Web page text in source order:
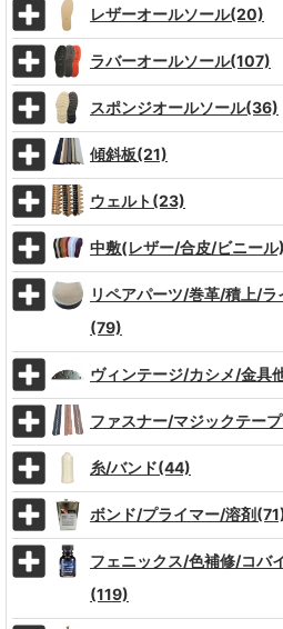
レザーオールソール(20)
ラバーオールソール(107)
スポンジオールソール(36)
傾斜板(21)
ウェルト(23)
中敷(レザー/合皮/ビニー
リペアパーツ/巻革/積上/
(79)
ヴィンテージ/カシメ/金具
ファスナー/マジックテー
糸/バンド(44)
ボンド/プライマー/溶剤
フェニックス/色補修/コバ
(119)